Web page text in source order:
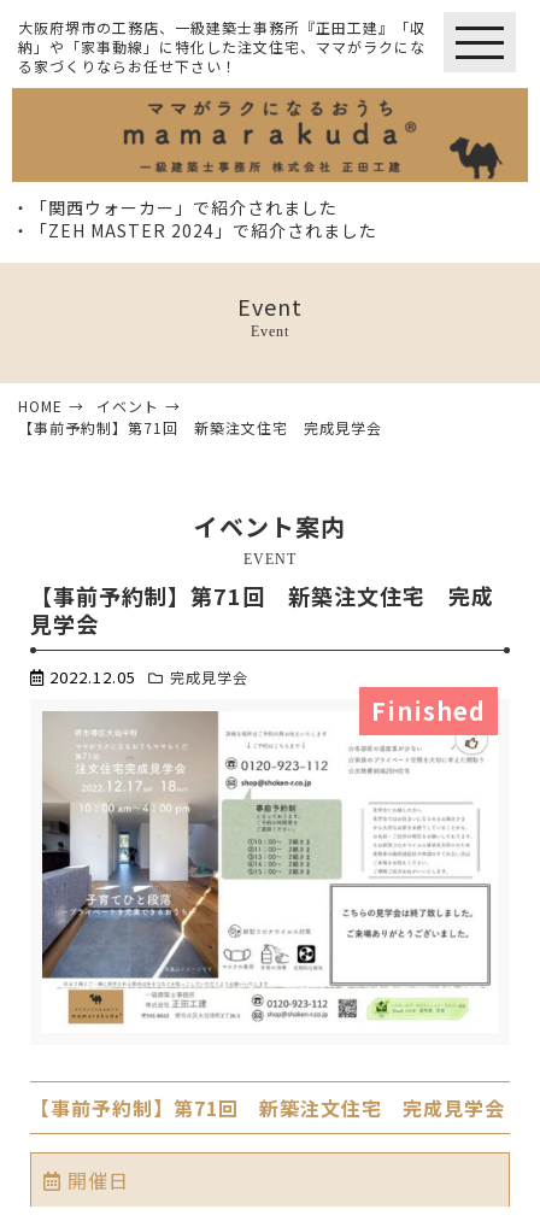
大阪府堺市の工務店、一級建築士事務所『正田工建』「収
納」や「家事動線」に特化した注文住宅、ママがラクにな
る家づくりならお任せ下さい！
・「関西ウォーカー」で紹介されました
・「ZEH MASTER 2024」で紹介されました
Event
Event
HOME
イベント
【事前予約制】第71回 新築注文住宅 完成見学会
イベント案内
EVENT
【事前予約制】第71回 新築注文住宅 完成
見学会
2022.12.05 完成見学会
Finished
【事前予約制】第71回 新築注文住宅 完成見学会
開催日